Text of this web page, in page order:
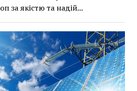
за якістю та надій...